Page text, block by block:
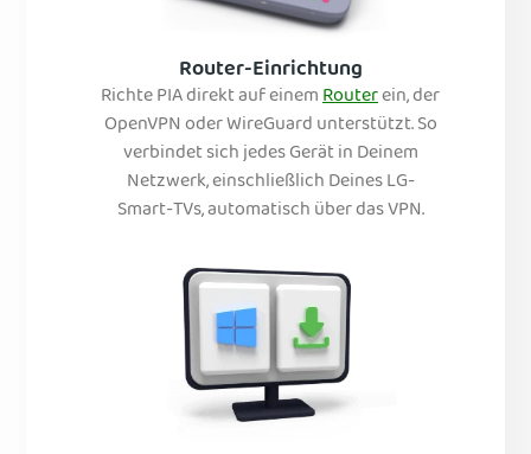
Router-Einrichtung
Richte PIA direkt auf einemRouterein, der
OpenVPN oder WireGuard unterstützt. So
verbindet sich jedes Gerät in Deinem
Netzwerk, einschließlich Deines LG-
Smart-TVs, automatisch über das VPN.